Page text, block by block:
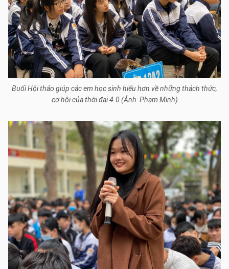
Buổi Hội thảo giúp các em học sinh hiểu hơn về những thách thức,
cơ hội của thời đại 4.0 (Ảnh: Phạm Minh)